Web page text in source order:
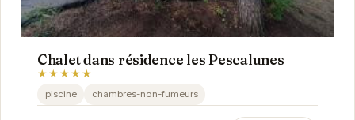
Chalet dans résidence les Pescalunes
★★★★★
piscine chambres-non-fumeurs